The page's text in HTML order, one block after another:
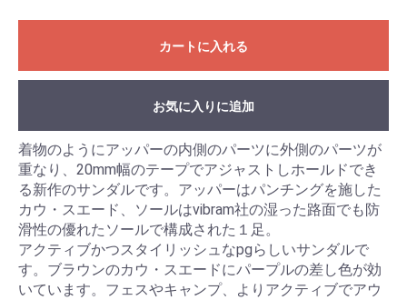
カートに入れる
お気に入りに追加
着物のようにアッパーの内側のパーツに外側のパーツが
重なり、20mm幅のテープでアジャストしホールドでき
る新作のサンダルです。アッパーはパンチングを施した
カウ・スエード、ソールはvibram社の湿った路面でも防
滑性の優れたソールで構成された１足。
アクティブかつスタイリッシュなpgらしいサンダルで
す。ブラウンのカウ・スエードにパープルの差し色が効
いています。フェスやキャンプ、よりアクティブでアウ